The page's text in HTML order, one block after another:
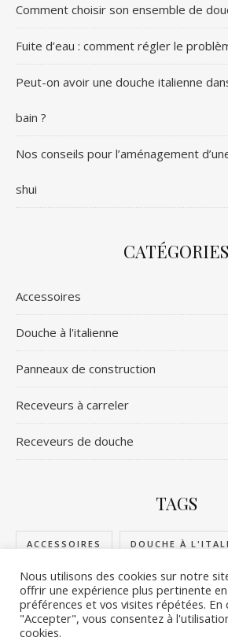
Comment choisir son ensemble de
Fuite d’eau : comment régler le
Peut-on avoir une douche italienne
bain ?
Nos conseils pour l’aménagement
shui
CATÉGORIES
Accessoires
Douche à l'italienne
Panneaux de construction
Receveurs à carreler
Receveurs de douche
TAGS
ACCESSOIRES DOUCHE À
PANNEAUX DE CONSTRUCTION
RECEVEURS DE DOUCHE
Nous utilisons des cookies sur notre
offrir une expérience plus pertinente
préférences et vos visites répétées. En
"Accepter", vous consentez à
cookies.